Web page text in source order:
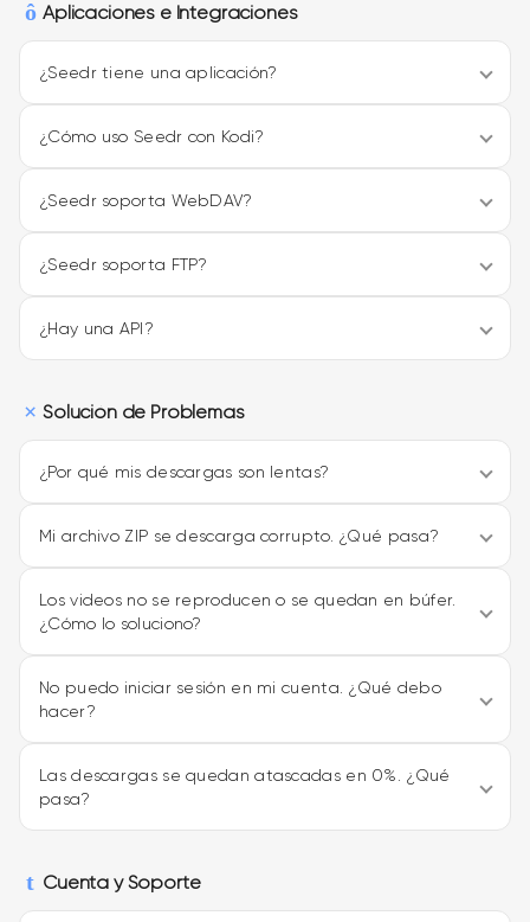
Aplicaciones e Integraciones
¿Seedr tiene una aplicación?
¿Cómo uso Seedr con Kodi?
¿Seedr soporta WebDAV?
¿Seedr soporta FTP?
¿Hay una API?
Solución de Problemas
¿Por qué mis descargas son lentas?
Mi archivo ZIP se descarga corrupto. ¿Qué pasa?
Los videos no se reproducen o se quedan en búfer.
¿Cómo lo soluciono?
No puedo iniciar sesión en mi cuenta. ¿Qué debo
hacer?
Las descargas se quedan atascadas en 0%. ¿Qué
pasa?
Cuenta y Soporte